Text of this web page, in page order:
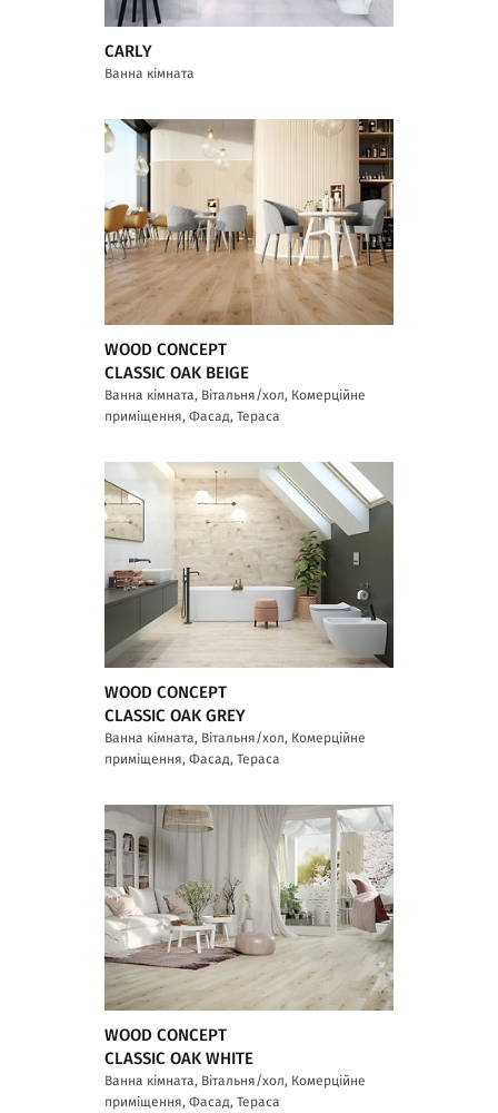
CARLY
Ванна кімната
WOOD CONCEPT
CLASSIC OAK BEIGE
Ванна кімната, Вітальня/хол, Комерційне
приміщення, Фасад, Тераса
WOOD CONCEPT
CLASSIC OAK GREY
Ванна кімната, Вітальня/хол, Комерційне
приміщення, Фасад, Тераса
WOOD CONCEPT
CLASSIC OAK WHITE
Ванна кімната, Вітальня/хол, Комерційне
приміщення, Фасад, Тераса